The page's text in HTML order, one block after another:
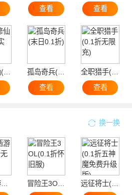
查看
查看
孤岛奇兵(末日0.1折)
查看
查看
换一换
梦回西游记(0.1折无双西游) 冒险王3OL(0.1折怀旧服) 远征将士(0.1折五神魔免费升级版)